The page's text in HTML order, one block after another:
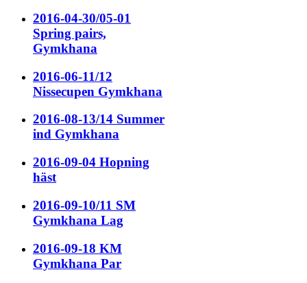
2016-04-30/05-01
Spring pairs,
Gymkhana
2016-06-11/12
Nissecupen Gymkhana
2016-08-13/14 Summer
ind Gymkhana
2016-09-04 Hopning
häst
2016-09-10/11 SM
Gymkhana Lag
2016-09-18 KM
Gymkhana Par